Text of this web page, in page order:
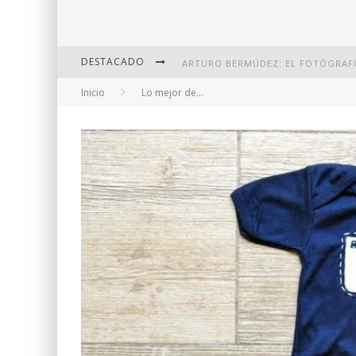
DESTACADO
DI MARTINI: FOTOGRAFÍA
Inicio Lo mejor de...